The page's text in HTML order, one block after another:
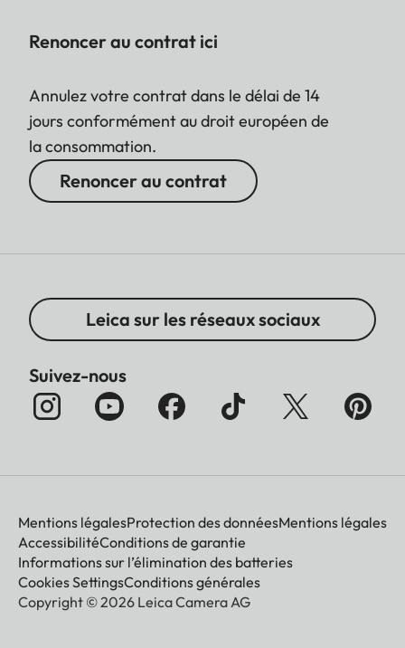
Renoncer au contrat ici
Annulez votre contrat dans le délai de 14
jours conformément au droit européen de
la consommation.
Renoncer au contrat
Leica sur les réseaux sociaux
Suivez-nous
Mentions légalesProtection des donnéesMentions légales
AccessibilitéConditions de garantie
Informations sur l’élimination des batteries
Cookies SettingsConditions générales
Copyright © 2026 Leica Camera AG